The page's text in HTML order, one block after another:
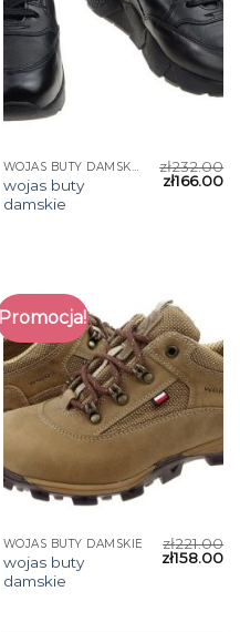
wojas buty
damskie
zł232.00
zł166.00
Promocja!
WOJAS BUTY DAMSKIE
wojas buty
damskie
zł221.00
zł158.00